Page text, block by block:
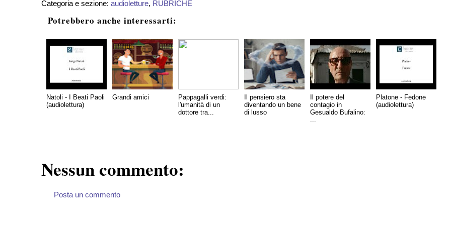
Categoria e sezione: audioletture, RUBRICHE
Potrebbero anche interessarti:
Natoli - I Beati Paoli
(audiolettura)
Grandi amici
Pappagalli verdi:
l'umanità di un
dottore tra...
Il pensiero sta
diventando un bene
di lusso
Il potere del
contagio in
Gesualdo Bufalino:
...
Platone - Fedone
(audiolettura)
Nessun commento:
Posta un commento